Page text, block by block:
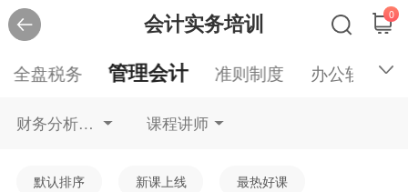
会计实务培训 0
全盘税务 管理会计 准则制度 办公软件
财务分析不限 课程讲师
默认排序 新课上线 最热好课